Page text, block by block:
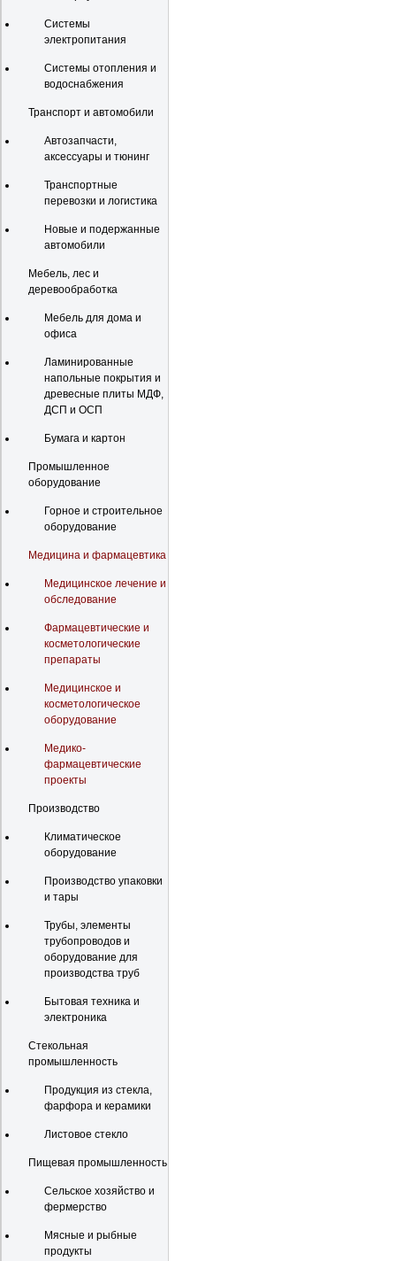
Системы
электропитания
Системы отопления и
водоснабжения
Транспорт и автомобили
Автозапчасти,
аксессуары и тюнинг
Транспортные
перевозки и логистика
Новые и подержанные
автомобили
Мебель, лес и
деревообработка
Мебель для дома и
офиса
Ламинированные
напольные покрытия и
древесные плиты МДФ,
ДСП и ОСП
Бумага и картон
Промышленное
оборудование
Горное и строительное
оборудование
Медицина и фармацевтика
Медицинское лечение и
обследование
Фармацевтические и
косметологические
препараты
Медицинское и
косметологическое
оборудование
Медико-
фармацевтические
проекты
Производство
Климатическое
оборудование
Производство упаковки
и тары
Трубы, элементы
трубопроводов и
оборудование для
производства труб
Бытовая техника и
электроника
Стекольная
промышленность
Продукция из стекла,
фарфора и керамики
Листовое стекло
Пищевая промышленность
Сельское хозяйство и
фермерство
Мясные и рыбные
продукты